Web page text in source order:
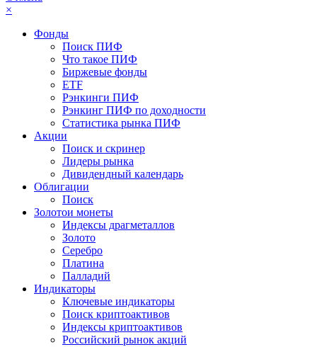
×
Фонды
Поиск ПИФ
Что такое ПИФ
Биржевые фонды
ETF
Рэнкинги ПИФ
Рэнкинг ПИФ по доходности
Статистика рынка ПИФ
Акции
Поиск и скринер
Лидеры рынка
Дивидендный календарь
Облигации
Поиск
Золотои монеты
Индексы драгметаллов
Золото
Серебро
Платина
Палладий
Индикаторы
Ключевые индикаторы
Поиск криптоактивов
Индексы криптоактивов
Российский рынок акций